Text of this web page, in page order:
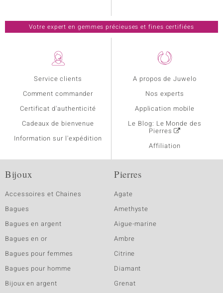
Service clients
Comment commander
Certificat d'authenticité
Cadeaux de bienvenue
Information sur l'expédition
A propos de Juwelo
Nos experts
Application mobile
Le Blog: Le Monde des
Pierres
Affiliation
Votre expert en gemmes précieuses et fines certifiées
Bijoux
Accessoires et Chaines
Bagues
Bagues en argent
Bagues en or
Bagues pour femmes
Bagues pour homme
Bijoux en argent
Pierres
Agate
Amethyste
Aigue-marine
Ambre
Citrine
Diamant
Grenat